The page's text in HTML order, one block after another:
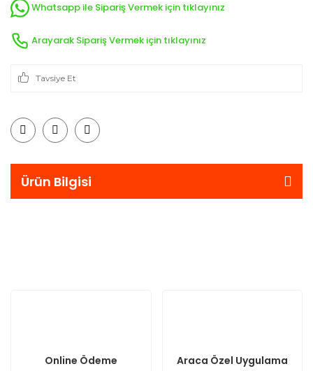
Whatsapp ile Sipariş Vermek için tıklayınız
Arayarak Sipariş Vermek için tıklayınız
Tavsiye Et
Ürün Bilgisi
Online Ödeme Araca Özel Uygulama